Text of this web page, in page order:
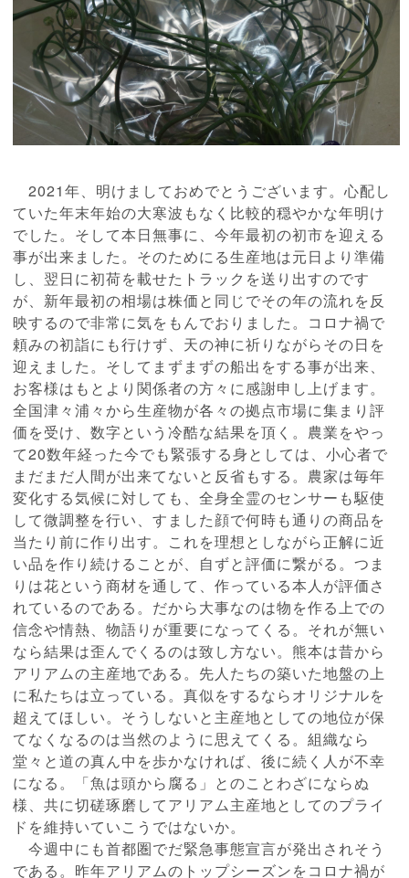
2021年、明けましておめでとうございます。心配し
ていた年末年始の大寒波もなく比較的穏やかな年明け
でした。そして本日無事に、今年最初の初市を迎える
事が出来ました。そのためにる生産地は元日より準備
し、翌日に初荷を載せたトラックを送り出すのです
が、新年最初の相場は株価と同じでその年の流れを反
映するので非常に気をもんでおりました。コロナ禍で
頼みの初詣にも行けず、天の神に祈りながらその日を
迎えました。そしてまずまずの船出をする事が出来、
お客様はもとより関係者の方々に感謝申し上げます。
全国津々浦々から生産物が各々の拠点市場に集まり評
価を受け、数字という冷酷な結果を頂く。農業をやっ
て20数年経った今でも緊張する身としては、小心者で
まだまだ人間が出来てないと反省もする。農家は毎年
変化する気候に対しても、全身全霊のセンサーも駆使
して微調整を行い、すました顔で何時も通りの商品を
当たり前に作り出す。これを理想としながら正解に近
い品を作り続けることが、自ずと評価に繋がる。つま
りは花という商材を通して、作っている本人が評価さ
れているのである。だから大事なのは物を作る上での
信念や情熱、物語りが重要になってくる。それが無い
なら結果は歪んでくるのは致し方ない。熊本は昔から
アリアムの主産地である。先人たちの築いた地盤の上
に私たちは立っている。真似をするならオリジナルを
超えてほしい。そうしないと主産地としての地位が保
てなくなるのは当然のように思えてくる。組織なら
堂々と道の真ん中を歩かなければ、後に続く人が不幸
になる。「魚は頭から腐る」とのことわざにならぬ
様、共に切磋琢磨してアリアム主産地としてのプライ
ドを維持いていこうではないか。
今週中にも首都圏でだ緊急事態宣言が発出されそう
である。昨年アリアムのトップシーズンをコロナ禍が